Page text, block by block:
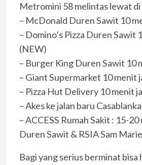
Metromini 58 melintas lewat di
– McDonald Duren Sawit 10
– Domino’s Pizza Duren Sawit
(NEW)
– Burger King Duren Sawit 10
– Giant Supermarket 10 menit
– Pizza Hut Delivery 10 menit
– Akes ke jalan baru
– ACCESS Rumah Sakit : 15-
Duren Sawit & RSIA Sam
Bagi yang serius berminat